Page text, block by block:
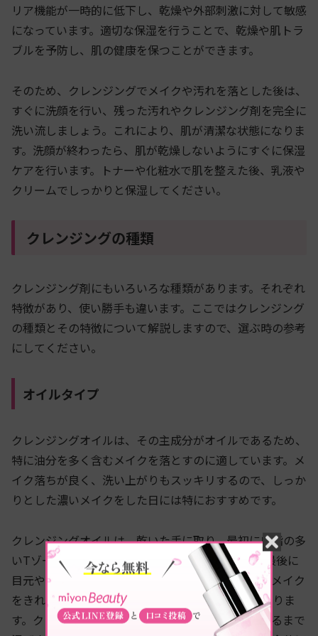
リア機能が一時的に低下し、乾燥や外部刺激に対して敏感
になっています。適切な保湿を行うことで、乾燥や肌トラ
ブルを予防し、肌の健康を保つことができます。
そのため、クレンジングでメイクや汚れを落とした後は、
すぐに洗顔を行い、残った汚れやクレンジング剤を完全に
洗い流しましょう。これにより、肌が清潔な状態になりま
す。洗顔が終わったら、肌が乾燥しないようにすぐに保湿
ケアを行います。トナーや化粧水で肌を整えた後、乳液や
クリームでしっかりと保湿してください。
クレンジングの種類
クレンジング剤にもいろいろな種類があります。それぞれ
特徴があり、使い勝手も違います。ここではクレンジング
の種類とその特徴について解説しますので、選ぶ時の参考
にしてください。
オイルタイプ
クレンジングオイルは、その主成分がオイルであるため、
特に油分を多く含むメイクを落とすのに適しています。メ
イク落ちが良く、洗い上がりもスッキリするので、しっか
りとした濃いメイクをした日には特におすすめです。
クレンジングオイルは、乾いた手に取り、最初に皮脂の多
いTゾーン（額や鼻）、次にUゾーン（頬や顎）、最後に
目元や口元になじませます。オイルクレンジングでメイク
をきれいに落としたい場合は、乳化を行う必要がありま
す。クレンジングオイルに数滴の水を加え、白く濁るまで